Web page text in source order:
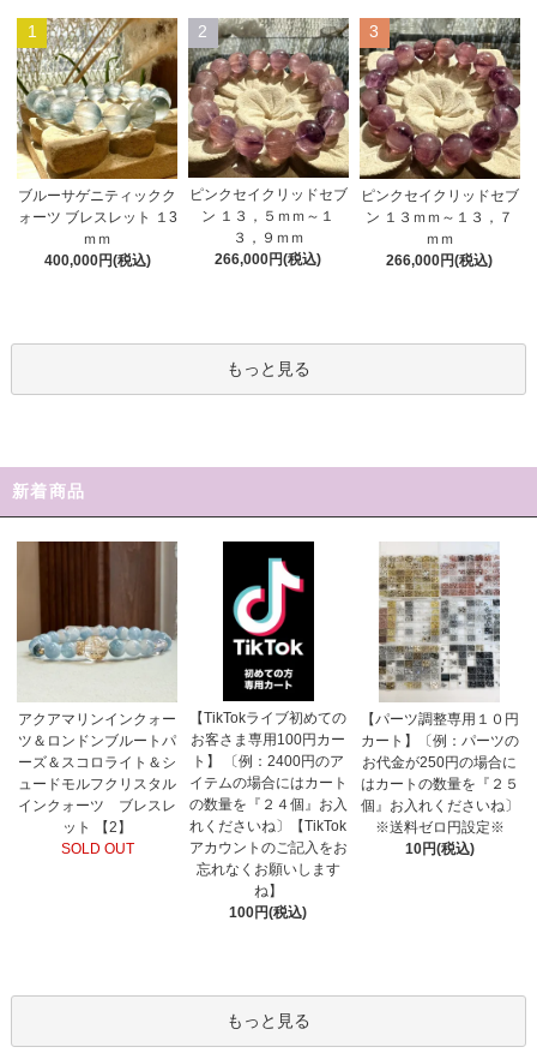
1
ブルーサゲニティックク
ォーツ ブレスレット １3
ｍｍ
400,000円(税込)
2
ピンクセイクリッドセブ
ン １３，５ｍｍ～１
３，９ｍｍ
266,000円(税込)
3
ピンクセイクリッドセブ
ン １３ｍｍ～１３，７
ｍｍ
266,000円(税込)
もっと見る
新着商品
アクアマリンインクォー
ツ＆ロンドンブルートパ
ーズ＆スコロライト＆シ
ュードモルフクリスタル
インクォーツ ブレスレ
ット 【2】
SOLD OUT
【TikTokライブ初めての
お客さま専用100円カー
ト】 〔例：2400円のア
イテムの場合にはカート
の数量を『２４個』お入
れくださいね〕【TikTok
アカウントのご記入をお
忘れなくお願いします
ね】
100円(税込)
【パーツ調整専用１０円
カート】〔例：パーツの
お代金が250円の場合に
はカートの数量を『２５
個』お入れくださいね〕
※送料ゼロ円設定※
10円(税込)
もっと見る